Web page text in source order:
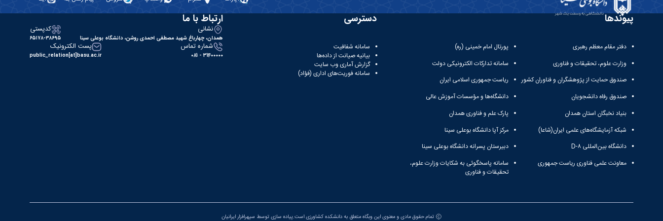
پیوندها
دفتر مقام معظم رهبری
وزارت علوم، تحقیقات و فناوری
صندوق حمایت از پژوهشگران و فناوران کشور
صندوق رفاه دانشجویان
بنیاد نخبگان استان همدان
شبکه آزمایشگاه‌های علمی ایران(شاعا)
دانشگاه بین‌المللی D-۸
معاونت علمی فناوری ریاست جمهوری
پورتال امام خمینی (ره)
سامانه تدارکات الکترونیکی دولت
ریاست جمهوری اسلامی ایران
دانشگاه‌ها و مؤسسات آموزش عالی
پارک علم و فناوری همدان
مرکز آپا دانشگاه بوعلی سینا
دبیرستان پسرانه دانشگاه بوعلی سینا
سامانه پاسخگوئی به شکایات وزارت علوم،
تحقیقات و فناوری
دسترسی
سامانه شفافیت
بیانیه صیانت از داده‌ها
گزارش آماری وب‌ سایت
سامانه فوریت‌های اداری (فؤاد)
ارتباط با ما
نشانی
همدان، چهارباغ شهید مصطفی احمدی روشن، دانشگاه بوعلی سینا
کدپستی
۶۵۱۷۸-۳۸۶۹۵
شماره تماس
31400000 - 081
پست الکترونیک
public_relation[at]basu.ac.ir
تمام حقوق مادی و معنوی این وبگاه متعلق به دانشکده کشاورزی است.پیاده سازی توسط سپهرافزار ایرانیان